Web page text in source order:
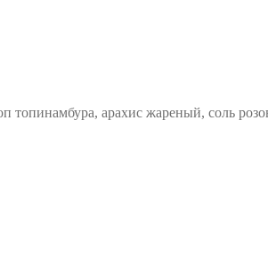
арахис жареный, соль